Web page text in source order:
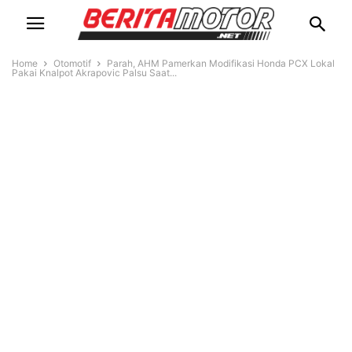
Home Otomotif
Parah, AHM Pamerkan Modifikasi Honda PCX Lokal
Pakai Knalpot Akrapovic Palsu Saat...